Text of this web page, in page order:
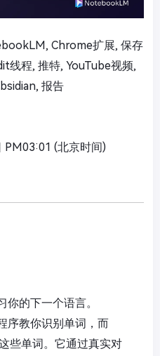
Chrome扩展, 保存
线程, 推特, YouTube视频,
报告
PM03:01 (北京时间)
的下一个语言。
序教你识别单词，而
些单词。它通过真实对